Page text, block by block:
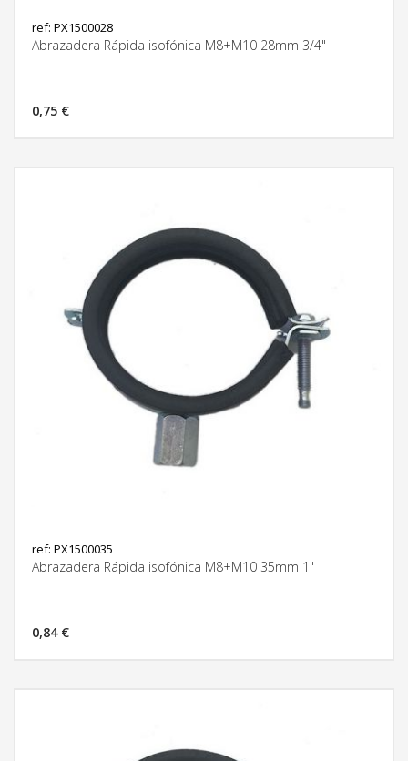
ref: PX1500028
Abrazadera Rápida isofónica M8+M10 28mm 3/4"
0,75 €
ref: PX1500035
Abrazadera Rápida isofónica M8+M10 35mm 1"
0,84 €